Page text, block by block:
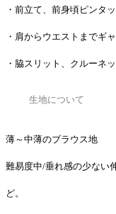
・前立て、前身頃ピンタ
・肩からウエストまでギ
・脇スリット、クルーネ
生地について
薄～中薄のブラウス地
難易度中/垂れ感の少ない
ど。